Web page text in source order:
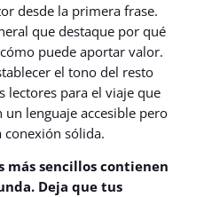
desde la primera frase.
que destaque por qué
puede aportar valor.
el tono del resto
lectores para el viaje que
lenguaje accesible pero
sólida.
más sencillos contienen
Deja que tus